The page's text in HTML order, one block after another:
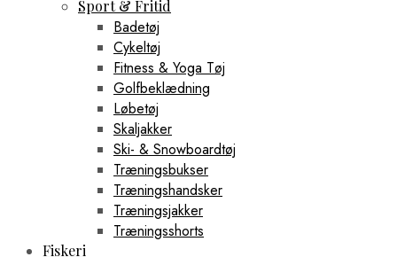
Sport & Fritid
Badetøj
Cykeltøj
Fitness & Yoga Tøj
Golfbeklædning
Løbetøj
Skaljakker
Ski- & Snowboardtøj
Træningsbukser
Træningshandsker
Træningsjakker
Træningsshorts
Fiskeri